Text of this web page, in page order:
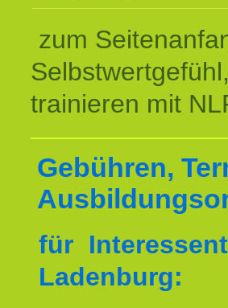
zum
trainieren mit
Gebühren,
für
Ladenburg: